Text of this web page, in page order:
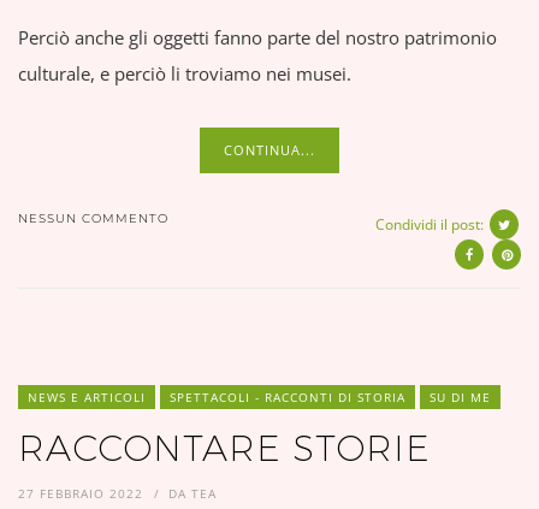
Perciò anche gli oggetti fanno parte del nostro patrimonio
culturale, e perciò li troviamo nei musei.
CONTINUA...
NESSUN COMMENTO Condividi il post:
NEWS E ARTICOLI SPETTACOLI - RACCONTI DI STORIA SU DI ME
RACCONTARE STORIE
27 FEBBRAIO 2022 DA TEA